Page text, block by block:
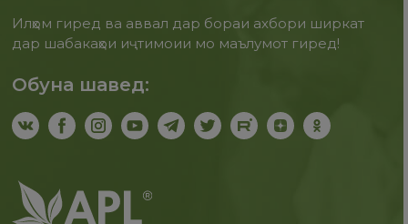
Илҳом гиред ва аввал дар бораи ахбори ширкат
дар шабакаҳои иҷтимоии мо маълумот гиред!
Обуна шавед: